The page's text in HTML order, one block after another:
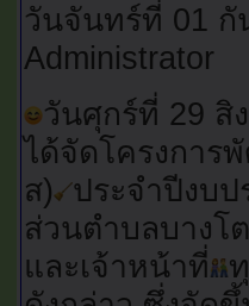
วันจันทร์ที่ 01 กั
Administrator
วันศุกร์ที่ 29 สิ
ได้จัดโครงการ
ส)
ประจำปีงบ
ส่วนตำบลบาง
และเจ้าหน้าที่